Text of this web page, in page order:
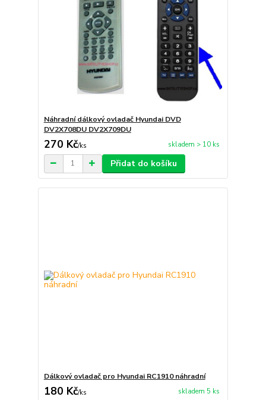
Náhradní dálkový ovladač Hyundai DVD
DV2X708DU DV2X709DU
270 Kč/ks skladem > 10 ks
Přidat do košíku
Dálkový ovladač pro Hyundai RC1910 náhradní
180 Kč/ks skladem 5 ks